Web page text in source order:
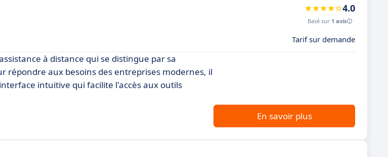
4.0
Basé sur 1 avis
Tarif sur demande
à distance qui se distingue par sa
répondre aux besoins des entreprises modernes, il
intuitive qui facilite l'accès aux outils
En savoir plus